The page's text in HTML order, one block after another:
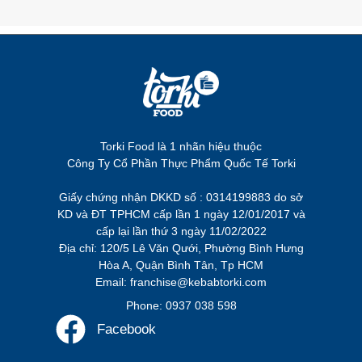
Torki Food là 1 nhãn hiệu thuộc
Công Ty Cổ Phần Thực Phẩm Quốc Tế Torki
Giấy chứng nhận DKKD số : 0314199883 do sở
KD và ĐT TPHCM cấp lần 1 ngày 12/01/2017 và
cấp lại lần thứ 3 ngày 11/02/2022
Địa chỉ: 120/5 Lê Văn Qưới, Phường Bình Hưng
Hòa A, Quận Bình Tân, Tp HCM
Email: franchise@kebabtorki.com
Phone: 0937 038 598
Facebook